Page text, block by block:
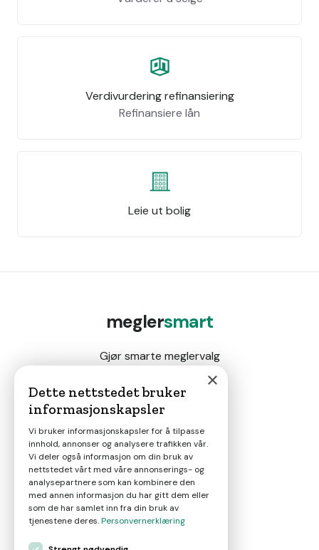
Verdivurdering refinansiering
Refinansiere lån
Leie ut bolig
meglersmart
Gjør smarte meglervalg
Magasin
Nyheter
Om oss
×
Dette nettstedet bruker
informasjonskapsler
Vi bruker informasjonskapsler for å tilpasse
innhold, annonser og analysere trafikken vår.
Vi deler også informasjon om din bruk av
nettstedet vårt med våre annonserings- og
analysepartnere som kan kombinere den
med annen informasjon du har gitt dem eller
som de har samlet inn fra din bruk av
tjenestene deres.Personvernerklæring